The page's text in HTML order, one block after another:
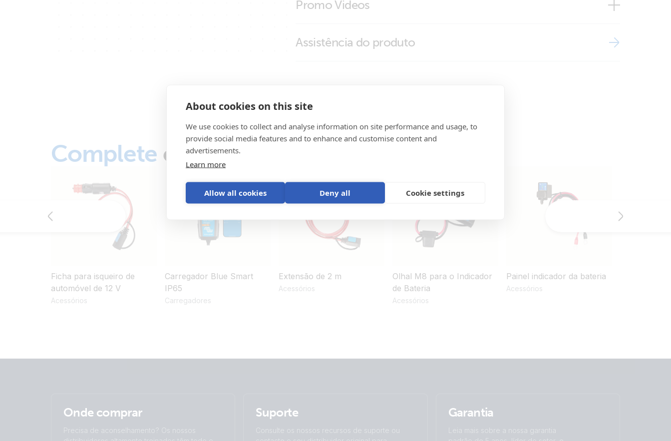
About cookies on this site
We use cookies to collect and analyse information on site performance and usage, to
provide social media features and to enhance and customise content and
advertisements.
Learn more
Allow all cookies Deny all Cookie settings
(side)
Promo Videos
Assistência do produto
Complete o sistema
Ficha para isqueiro de
automóvel de 12 V
Acessórios
Carregador Blue Smart
IP65
Carregadores
Extensão de 2 m
Acessórios
Olhal M8 para o Indicador
de Bateria
Acessórios
Painel indicador da bateria
Acessórios
Onde comprar
Precisa de aconselhamento? Os nossos
Suporte
Consulte os nossos recursos de suporte ou
Garantia
Leia mais sobre a nossa garantia